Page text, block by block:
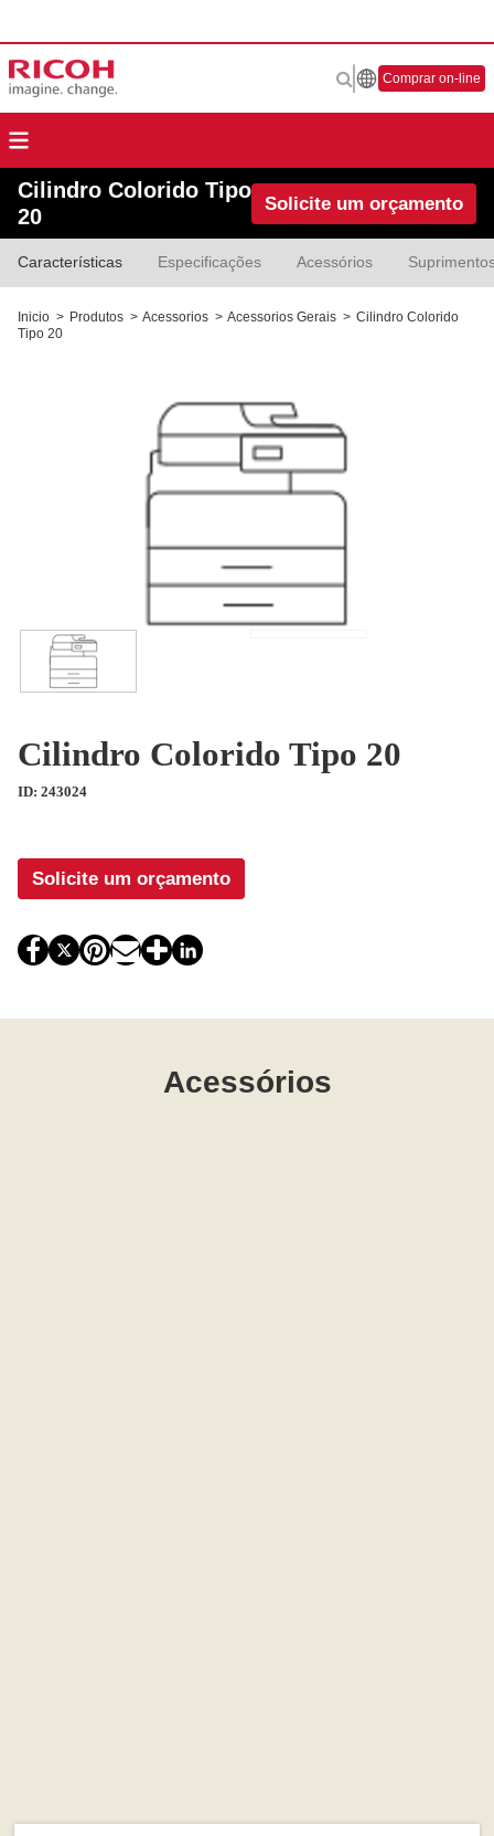
Comprar on-line
Cilindro Colorido Tipo
20
Solicite um orçamento
Características Especificações Acessórios
Inicio > Produtos > Acessorios > Acessorios Gerais > Cilindro Colorido
Tipo 20
Cilindro Colorido Tipo 20
ID: 243024
Solicite um orçamento
Acessórios